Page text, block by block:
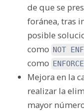
de que se
foránea, tras
posible
como NOT
como
Mejora en la
realizar la
mayor